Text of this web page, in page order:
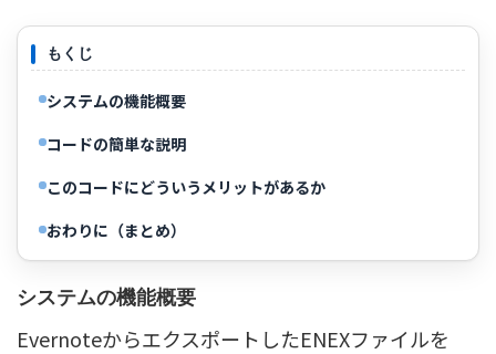
もくじ
システムの機能概要
コードの簡単な説明
このコードにどういうメリットがあるか
おわりに（まとめ）
システムの機能概要
EvernoteからエクスポートしたENEXファイルを